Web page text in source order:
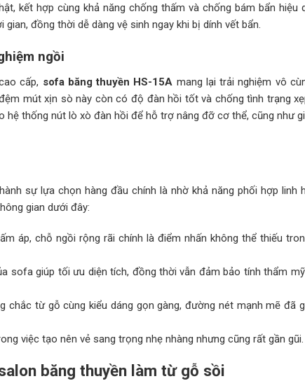
kết hợp cùng khả năng chống thấm và chống bám bẩn hiệu
đồng thời dễ dàng vệ sinh ngay khi bị dính vết bẩn.
ngồi
cấp, sofa băng thuyền HS-15A mang lại trải nghiệm vô
mút xịn sò này còn có độ đàn hồi tốt và chống tình trạng
thống nút lò xò đàn hồi để hỗ trợ nâng đỡ cơ thể, cũng như
sự lựa chọn hàng đầu chính là nhờ khả năng phối hợp linh
gian dưới đây:
áp, chỗ ngồi rộng rãi chính là điểm nhấn không thể thiếu
sofa giúp tối ưu diện tích, đồng thời vẫn đảm bảo tính thẩm
chắc từ gỗ cùng kiểu dáng gọn gàng, đường nét mạnh mẽ đã
việc tạo nên vẻ sang trọng nhẹ nhàng nhưng cũng rất gần gũi.
băng thuyền làm từ gỗ sồi